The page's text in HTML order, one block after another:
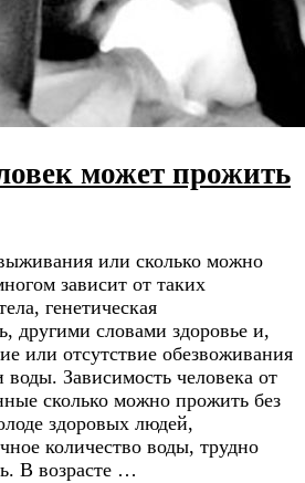
может прожить
или сколько можно
зависит от таких
генетическая
другими словами здоровье и,
или отсутствие обезвоживания
Зависимость человека от
сколько можно прожить без
здоровых людей,
количество воды, трудно
В возрасте …